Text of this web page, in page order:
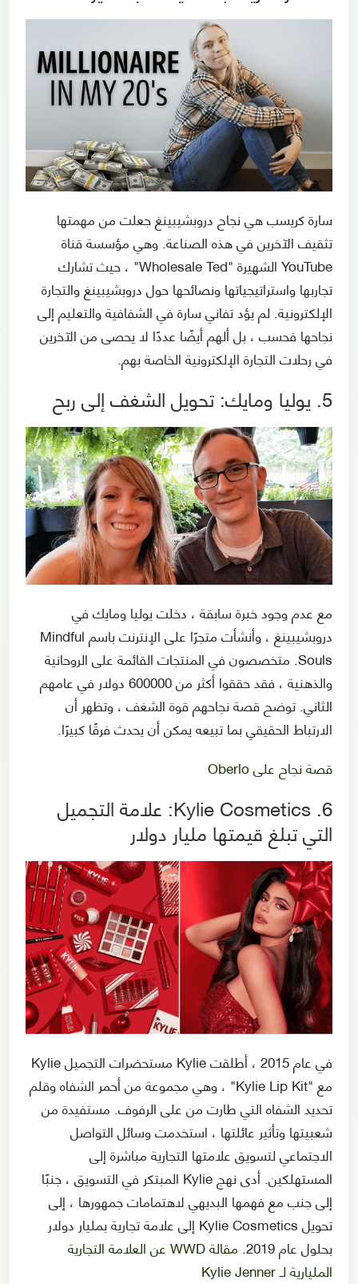
سارة كريسب هي نجاح دروبشيبينغ جعلت من مهمتها
تثقيف الآخرين في هذه الصناعة. وهي مؤسسة قناة
YouTube الشهيرة "Wholesale Ted" ، حيث تشارك
تجاربها واستراتيجياتها ونصائحها حول دروبشيبينغ والتجارة
الإلكترونية. لم يؤد تفاني سارة في الشفافية والتعليم إلى
نجاحها فحسب ، بل ألهم أيضًا عددًا لا يحصى من الآخرين
في رحلات التجارة الإلكترونية الخاصة بهم.
5. يوليا ومايك: تحويل الشغف إلى ربح
مع عدم وجود خبرة سابقة ، دخلت يوليا ومايك في
دروبشيبينغ ، وأنشأت متجرًا على الإنترنت باسم Mindful
Souls. متخصصون في المنتجات القائمة على الروحانية
والذهنية ، فقد حققوا أكثر من 600000 دولار في عامهم
الثاني. توضح قصة نجاحهم قوة الشغف ، وتظهر أن
الارتباط الحقيقي بما تبيعه يمكن أن يحدث فرقًا كبيرًا.
قصة نجاح على Oberlo
6. Kylie Cosmetics: علامة التجميل
التي تبلغ قيمتها مليار دولار
في عام 2015 ، أطلقت Kylie مستحضرات التجميل Kylie
مع "Kylie Lip Kit" ، وهي مجموعة من أحمر الشفاه وقلم
تحديد الشفاه التي طارت من على الرفوف. مستفيدة من
شعبيتها وتأثير عائلتها ، استخدمت وسائل التواصل
الاجتماعي لتسويق علامتها التجارية مباشرة إلى
المستهلكين. أدى نهج Kylie المبتكر في التسويق ، جنبًا
إلى جنب مع فهمها البديهي لاهتمامات جمهورها ، إلى
تحويل Kylie Cosmetics إلى علامة تجارية بمليار دولار
بحلول عام 2019.
مقالة WWD عن العلامة التجارية
المليارية لـ Kylie Jenner